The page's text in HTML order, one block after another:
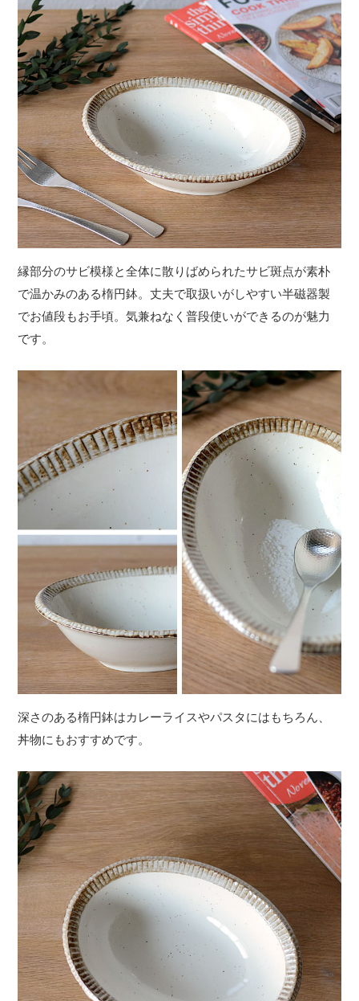
縁部分のサビ模様と全体に散りばめられたサビ斑点が素朴
で温かみのある楕円鉢。丈夫で取扱いがしやすい半磁器製
でお値段もお手頃。気兼ねなく普段使いができるのが魅力
です。
深さのある楕円鉢はカレーライスやパスタにはもちろん、
丼物にもおすすめです。